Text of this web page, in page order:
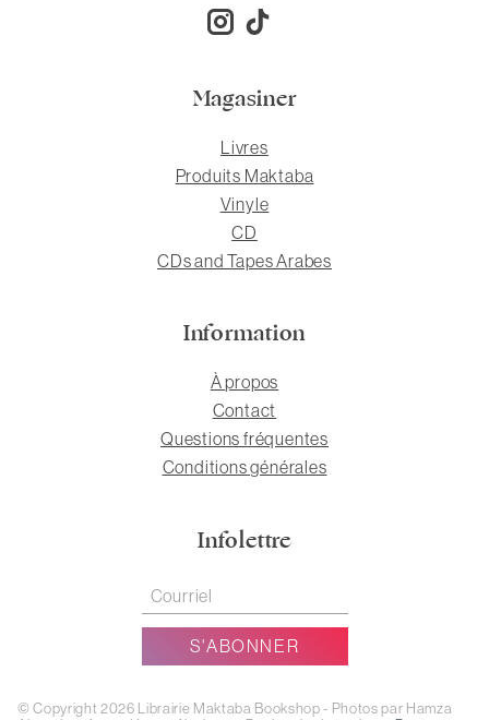
Magasiner
Livres
Produits Maktaba
Vinyle
CD
CDs and Tapes Arabes
Information
À propos
Contact
Questions fréquentes
Conditions générales
Infolettre
© Copyright 2026 Librairie Maktaba Bookshop - Photos par Hamza